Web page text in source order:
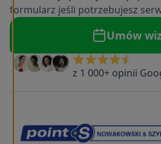
formularz jeśli potrzebujesz
z 1 000+ opinii
Umów